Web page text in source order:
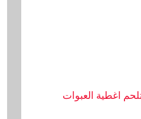
اغطية العبوات